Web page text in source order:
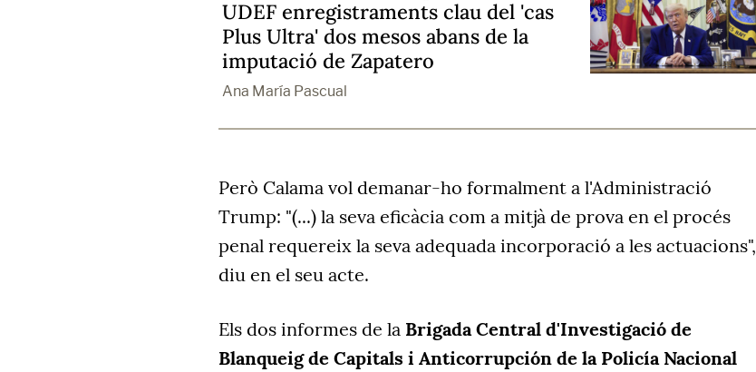
UDEF enregistraments clau del 'cas
Plus Ultra' dos mesos abans de la
imputació de Zapatero
Ana María Pascual
Però Calama vol demanar-ho formalment a l'Administració
Trump: "(...) la seva eficàcia com a mitjà de prova en el procés
penal requereix la seva adequada incorporació a les actuacions",
diu en el seu acte.
Els dos informes de la Brigada Central d'Investigació de
Blanqueig de Capitals i Anticorrupción de la Policía Nacional